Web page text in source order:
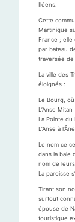
Iléens.
Cette
Martinique
France ; elle
par bateau
traversée de
La ville des
éloignés :
Le Bourg, où
L’Anse
La Pointe du
L’Anse à l’Âne.
Le nom ce
dans la baie
nom de
La paroisse
Tirant son
surtout
épouse de
touristique